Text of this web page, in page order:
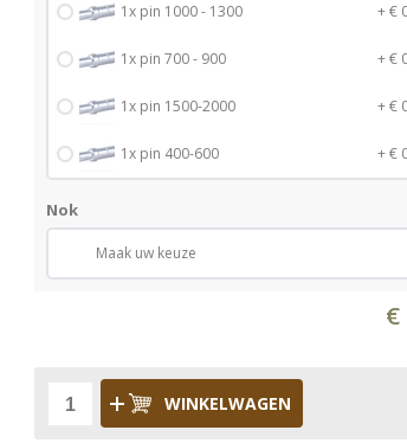
1x pin 1000 - 1300 + €
1x pin 700 - 900 + €
1x pin 1500-2000 + €
1x pin 400-600 + €
Nok
Maak uw keuze
€
WINKELWAGEN